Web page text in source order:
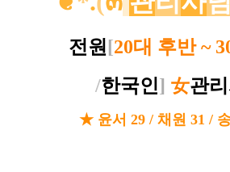
전원 [20대 후반 ~
/한국인] 女관
★ 윤서 29 / 채원 31 /